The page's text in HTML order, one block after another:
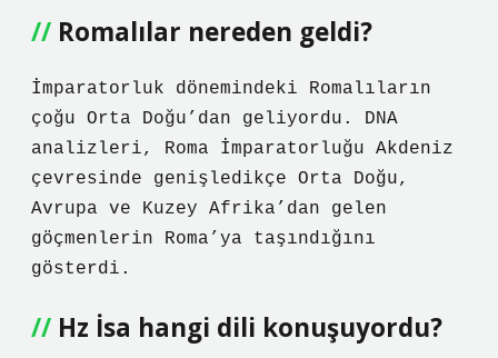
Romalılar nereden geldi?
İmparatorluk dönemindeki Romalıların
çoğu Orta Doğu’dan geliyordu. DNA
analizleri, Roma İmparatorluğu Akdeniz
çevresinde genişledikçe Orta Doğu,
Avrupa ve Kuzey Afrika’dan gelen
göçmenlerin Roma’ya taşındığını
gösterdi.
Hz İsa hangi dili konuşuyordu?